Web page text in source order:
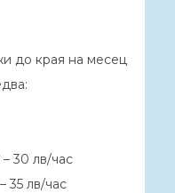
до края на месец
30 лв/час
35 лв/час